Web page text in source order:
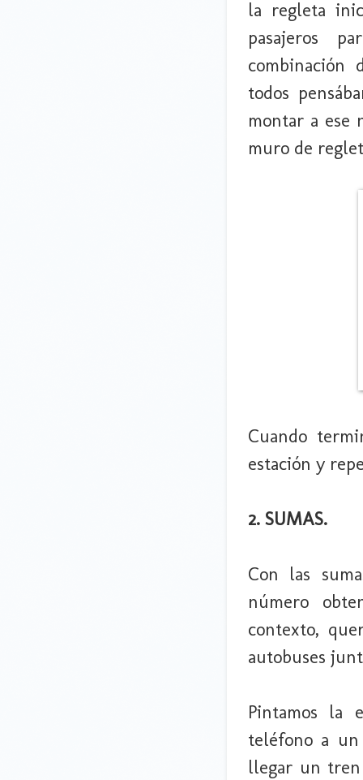
la regleta
pasajeros
combinación
todos
montar a ese
muro de
Cuando
estación y
2. SUMAS.
Con las
número
contexto,
autobuses
Pintamos la
teléfono a
llegar un